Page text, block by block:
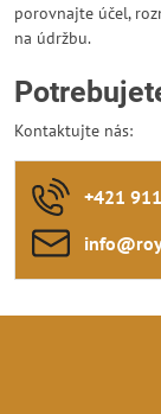
porovnajte účel,
na údržbu.
Kontaktujte nás:
+421